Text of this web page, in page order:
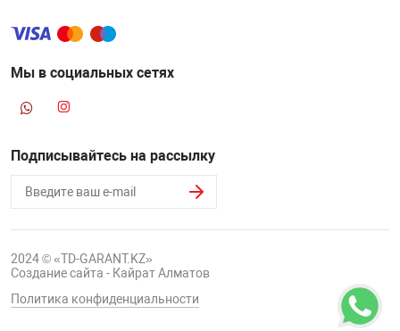
Мы в социальных сетях
Подписывайтесь на рассылку
2024 © «TD-GARANT.KZ»
Создание сайта - Кайрат Алматов
Политика конфиденциальности